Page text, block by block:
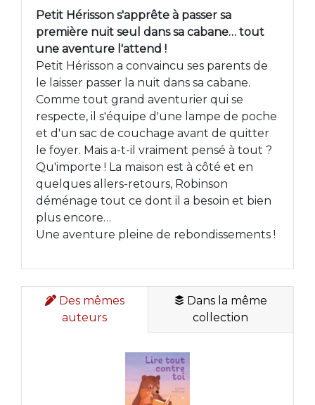
Petit Hérisson s'apprête à passer sa
première nuit seul dans sa cabane… tout
une aventure l'attend !
Petit Hérisson a convaincu ses parents de
le laisser passer la nuit dans sa cabane.
Comme tout grand aventurier qui se
respecte, il s'équipe d'une lampe de poche
et d'un sac de couchage avant de quitter
le foyer. Mais a-t-il vraiment pensé à tout ?
Qu'importe ! La maison est à côté et en
quelques allers-retours, Robinson
déménage tout ce dont il a besoin et bien
plus encore…
Une aventure pleine de rebondissements !
Des mêmes
auteurs
Dans la même
collection